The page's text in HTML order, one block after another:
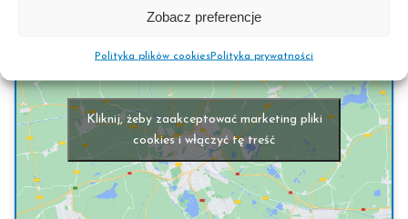
Zobacz preferencje
Polityka plików cookiesPolityka prywatności
Kliknij, żeby zaakceptować marketing pliki
cookies i włączyć tę treść